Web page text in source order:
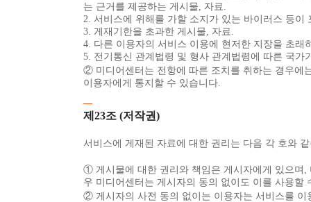
는 근거를 제공하는 게시물, 자료.
2. 서비스에 위해를 가할 소지가 있는 바이러스 등이
3. 게재기한을 초과한 게시물, 자료.
4. 다른 이용자의 서비스 이용에 현저한 지장을 초래
5. 전기통신 관계법령 및 형사 관계법령에 따른 국
② 미디어센터는 전항에 따른 조치를 취하는 경우에
이용자에게 통지할 수 있습니다.
제23조 (저작권)
서비스에 게재된 자료에 대한 권리는 다음 각 호와
① 게시물에 대한 권리와 책임은 게시자에게 있으며,
우 미디어센터는 게시자의 동의 없이도 이를 사용할
② 게시자의 사전 동의 없이는 이용자는 서비스를 이